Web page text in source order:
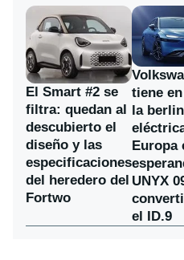
El Smart #2 se
filtra: quedan al
descubierto el
diseño y las
especificaciones
del heredero del
Fortwo
tiene
la
Europa
UNYX
el ID.9